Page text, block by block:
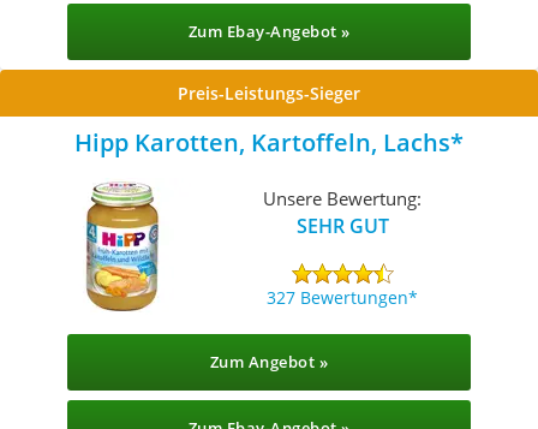
Zum Ebay-Angebot »
Preis-Leistungs-Sieger
Hipp Karotten, Kartoffeln, Lachs
Unsere Bewertung:
SEHR GUT
327 Bewertungen
Zum Angebot »